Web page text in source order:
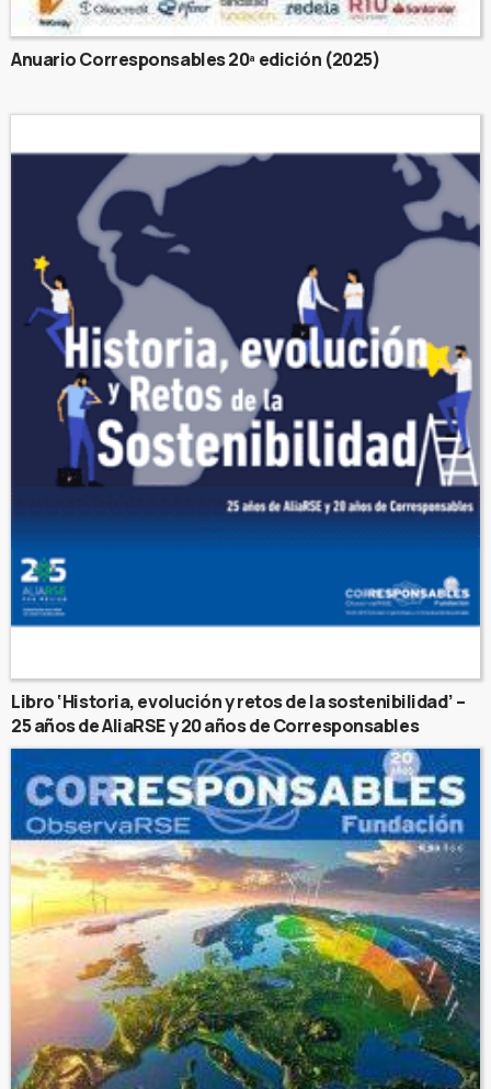
Anuario Corresponsables 20ª edición (2025)
Libro ‘Historia, evolución y retos de la sostenibilidad’ –
25 años de AliaRSE y 20 años de Corresponsables